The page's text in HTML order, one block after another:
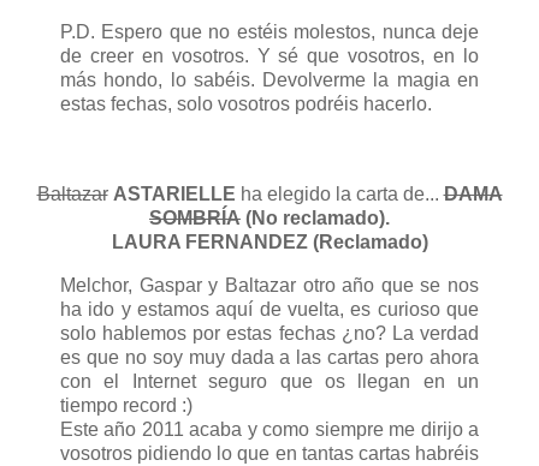
P.D. Espero que no estéis molestos, nunca deje
de creer en vosotros. Y sé que vosotros, en lo
más hondo, lo sabéis. Devolverme la magia en
estas fechas, solo vosotros podréis hacerlo.
Baltazar ASTARIELLE ha elegido la carta de...DAMA
SOMBRÍA (No reclamado).
LAURA FERNANDEZ (Reclamado)
Melchor, Gaspar y Baltazar otro año que se nos
ha ido y estamos aquí de vuelta, es curioso que
solo hablemos por estas fechas ¿no? La verdad
es que no soy muy dada a las cartas pero ahora
con el Internet seguro que os llegan en un
tiempo record :)
Este año 2011 acaba y como siempre me dirijo a
vosotros pidiendo lo que en tantas cartas habréis